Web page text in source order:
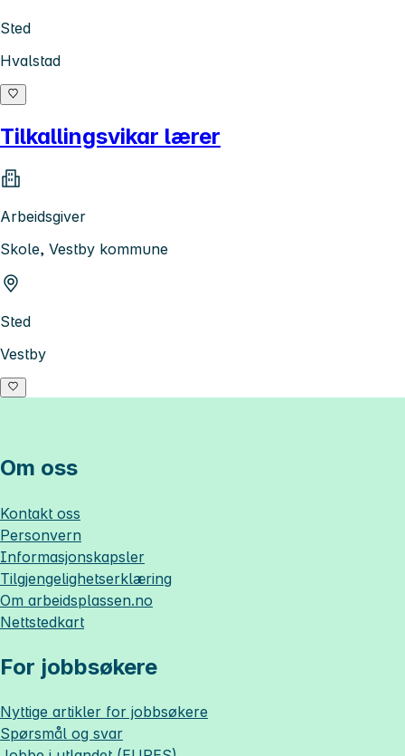
Sted
Hvalstad
Tilkallingsvikar lærer
Arbeidsgiver
Skole, Vestby kommune
Sted
Vestby
Om oss
Kontakt oss
Personvern
Informasjonskapsler
Tilgjengelighetserklæring
Om arbeidsplassen.no
Nettstedkart
For jobbsøkere
Nyttige artikler for jobbsøkere
Spørsmål og svar